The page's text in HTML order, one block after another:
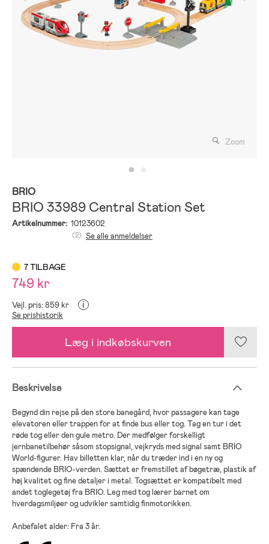
Zoom
BRIO
BRIO 33989 Central Station Set
Artikelnummer: 10123602
(2) Se alle anmeldelser
7 TILBAGE
749 kr
Vejl. pris: 859 kr i
Se prishistorik
Læg i indkøbskurven
Beskrivelse
Begynd din rejse på den store banegård, hvor passagere kan tage
elevatoren eller trappen for at finde bus eller tog. Tag en tur i det
røde tog eller den gule metro. Der medfølger forskelligt
jernbanetilbehør såsom stopsignal, vejkryds med signal samt BRIO
World-figurer. Hav billetten klar, når du træder ind i en ny og
spændende BRIO-verden. Sættet er fremstillet af bøgetræ, plastik af
høj kvalitet og fine detaljer i metal. Togsættet er kompatibelt med
andet toglegetøj fra BRIO. Leg med tog lærer barnet om
hverdagsmiljøer og udvikler samtidig finmotorikken.
Anbefalet alder: Fra 3 år.